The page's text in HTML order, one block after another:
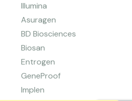
Illumina
Asuragen
BD Biosciences
Biosan
Entrogen
GeneProof
Implen